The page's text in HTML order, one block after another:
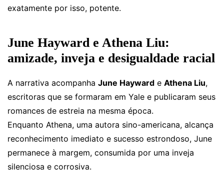
exatamente por isso, potente.
June Hayward e Athena Liu:
amizade, inveja e desigualdade racial
A narrativa acompanha June Hayward e Athena Liu,
escritoras que se formaram em Yale e publicaram seus
romances de estreia na mesma época.
Enquanto Athena, uma autora sino-americana, alcança
reconhecimento imediato e sucesso estrondoso, June
permanece à margem, consumida por uma inveja
silenciosa e corrosiva.